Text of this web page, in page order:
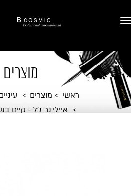
מוצרים
ראשי מוצרים עיניים
אייליינר ג'ל - קיים